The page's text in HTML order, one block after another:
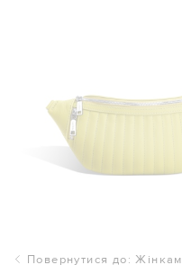
Повернутися до: Жінкам